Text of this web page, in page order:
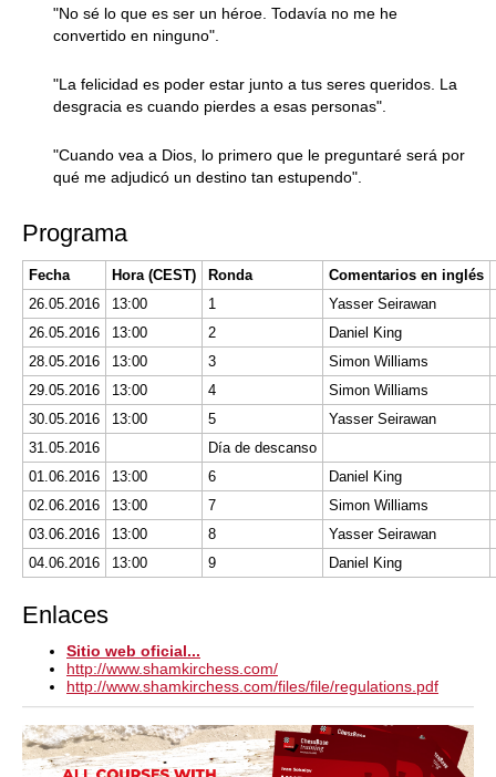
"No sé lo que es ser un héroe. Todavía no me he
convertido en ninguno".
"La felicidad es poder estar junto a tus seres queridos. La
desgracia es cuando pierdes a esas personas".
"Cuando vea a Dios, lo primero que le preguntaré será por
qué me adjudicó un destino tan estupendo".
Programa
Fecha Hora (CEST) Ronda
Comentarios en inglés
26.05.2016
13:00 1
Yasser Seirawan
26.05.2016
13:00 2
Daniel King
28.05.2016
13:00 3
Simon Williams
29.05.2016
13:00 4
Simon Williams
30.05.2016
13:00 5
Yasser Seirawan
31.05.2016
Día de descanso
01.06.2016
13:00 6
Daniel King
02.06.2016
13:00 7
Simon Williams
03.06.2016
13:00 8
Yasser Seirawan
04.06.2016
13:00 9 Daniel King
Enlaces
Sitio web oficial...
http://www.shamkirchess.com/
http://www.shamkirchess.com/files/file/regulations.pdf